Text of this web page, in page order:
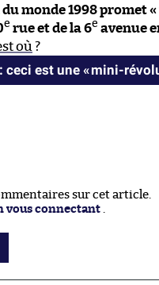
monde 1998 promet
e rue et de la 6e avenue
où ?
est une « mini-
sur cet article.
vous connectant.